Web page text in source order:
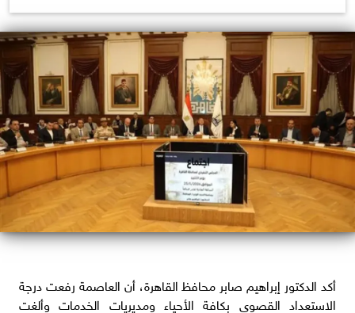
أكد الدكتور إبراهيم صابر محافظ القاهرة، أن العاصمة رفعت درجة
الاستعداد القصوى بكافة الأحياء ومديريات الخدمات وألغت